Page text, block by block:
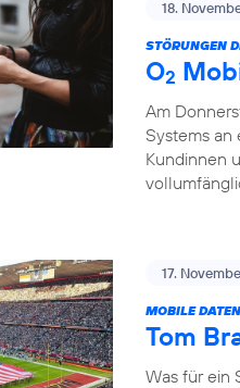
18.
STÖRUNGEN
O2
Am
Systems an
Kundinnen
17.
MOBILE
Tom
Was für ein